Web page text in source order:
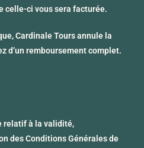
celle-ci vous sera facturée.
Cardinale Tours annule la
d’un remboursement complet.
relatif à la validité,
des Conditions Générales de